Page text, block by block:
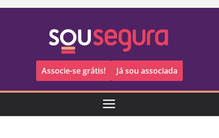
Pular
Associe-se grátis! Já sou associada